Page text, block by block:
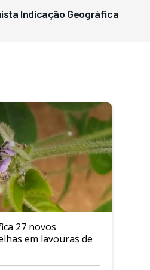
Indicação Geográfica
27 novos
em lavouras de